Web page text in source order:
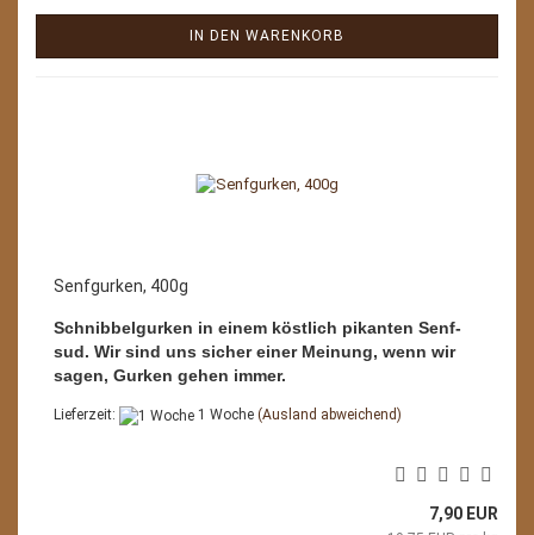
IN DEN WARENKORB
Senfgurken, 400g
Schnibbelgurken in einem köstlich pikanten Senf-
sud. Wir sind uns sicher einer Meinung, wenn wir
sagen, Gurken gehen immer.
Lieferzeit: 1 Woche (Ausland abweichend)
7,90 EUR